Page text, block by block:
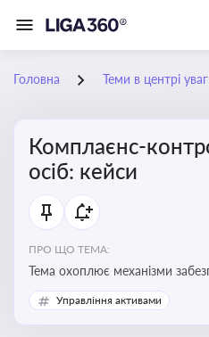
Головна Теми в центрі
Комплаєнс-
осіб: кейси
ПРО ЩО ТЕМА:
Тема охоплює механізми
законодавства юридичними
ризикам та підвищення
Управління активами